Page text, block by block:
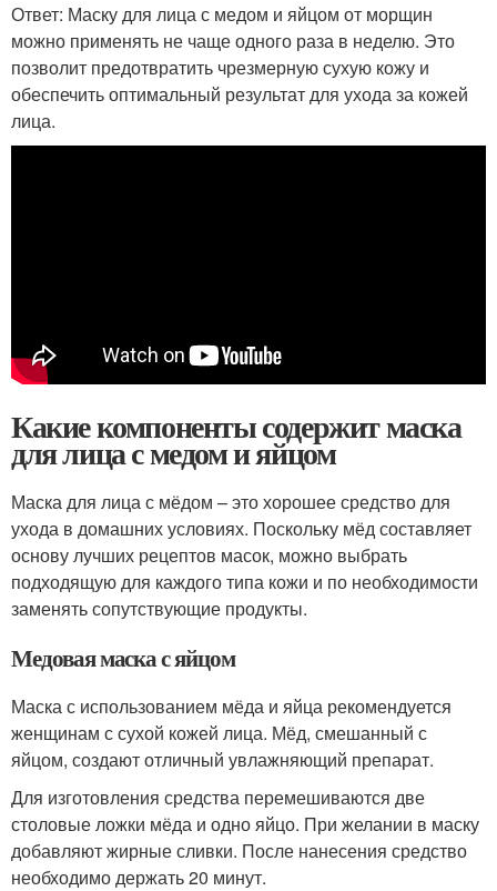
Ответ: Маску для лица с медом и яйцом от морщин
можно применять не чаще одного раза в неделю. Это
позволит предотвратить чрезмерную сухую кожу и
обеспечить оптимальный результат для ухода за кожей
лица.
Какие компоненты содержит маска
для лица с медом и яйцом
Маска для лица с мёдом – это хорошее средство для
ухода в домашних условиях. Поскольку мёд составляет
основу лучших рецептов масок, можно выбрать
подходящую для каждого типа кожи и по необходимости
заменять сопутствующие продукты.
Медовая маска с яйцом
Маска с использованием мёда и яйца рекомендуется
женщинам с сухой кожей лица. Мёд, смешанный с
яйцом, создают отличный увлажняющий препарат.
Для изготовления средства перемешиваются две
столовые ложки мёда и одно яйцо. При желании в маску
добавляют жирные сливки. После нанесения средство
необходимо держать 20 минут.